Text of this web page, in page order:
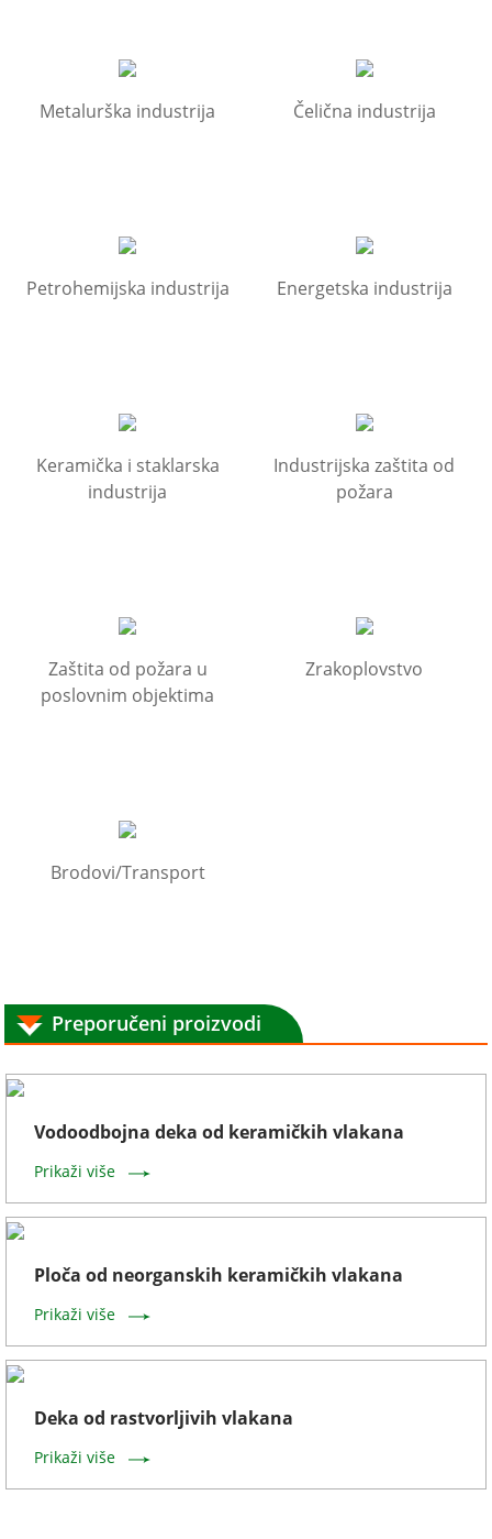
Metalurška industrija Čelična industrija
Petrohemijska industrija Energetska industrija
Keramička i staklarska
industrija
Industrijska zaštita od
požara
Zaštita od požara u
poslovnim objektima
Zrakoplovstvo
Brodovi/Transport
Preporučeni proizvodi
Vodoodbojna deka od keramičkih vlakana
Prikaži više
Ploča od neorganskih keramičkih vlakana
Prikaži više
Deka od rastvorljivih vlakana
Prikaži više